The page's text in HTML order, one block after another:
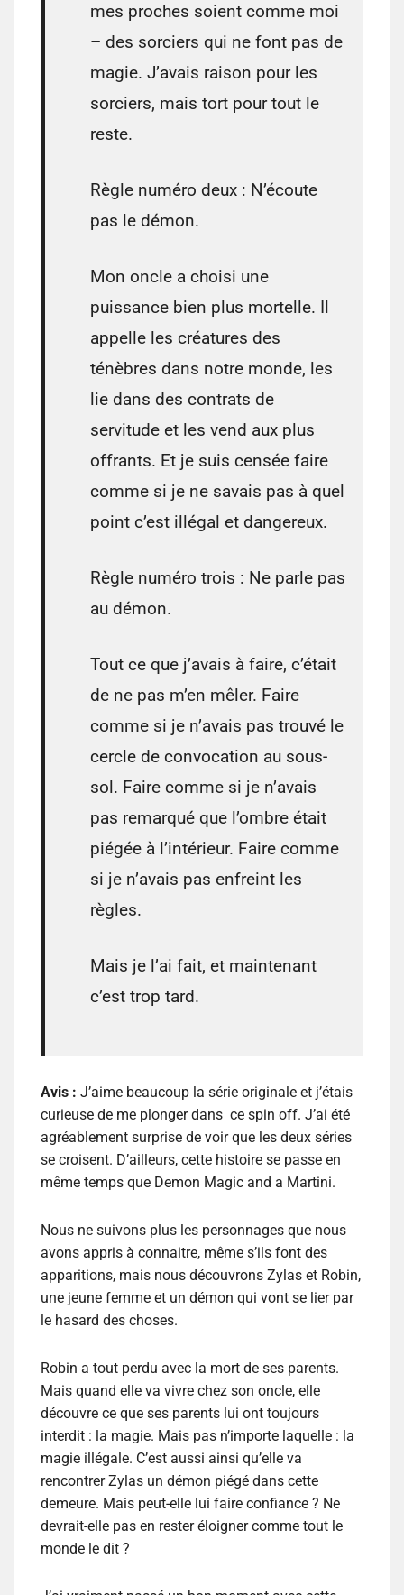
mes proches soient comme moi
– des sorciers qui ne font pas de
magie. J’avais raison pour les
sorciers, mais tort pour tout le
reste.
Règle numéro deux : N’écoute
pas le démon.
Mon oncle a choisi une
puissance bien plus mortelle. Il
appelle les créatures des
ténèbres dans notre monde, les
lie dans des contrats de
servitude et les vend aux plus
offrants. Et je suis censée faire
comme si je ne savais pas à quel
point c’est illégal et dangereux.
Règle numéro trois : Ne parle pas
au démon.
Tout ce que j’avais à faire, c’était
de ne pas m’en mêler. Faire
comme si je n’avais pas trouvé le
cercle de convocation au sous-
sol. Faire comme si je n’avais
pas remarqué que l’ombre était
piégée à l’intérieur. Faire comme
si je n’avais pas enfreint les
règles.
Mais je l’ai fait, et maintenant
c’est trop tard.
Avis : J’aime beaucoup la série originale et j’étais
curieuse de me plonger dans ce spin off. J’ai été
agréablement surprise de voir que les deux séries
se croisent. D’ailleurs, cette histoire se passe en
même temps que Demon Magic and a Martini.
Nous ne suivons plus les personnages que nous
avons appris à connaitre, même s’ils font des
apparitions, mais nous découvrons Zylas et Robin,
une jeune femme et un démon qui vont se lier par
le hasard des choses.
Robin a tout perdu avec la mort de ses parents.
Mais quand elle va vivre chez son oncle, elle
découvre ce que ses parents lui ont toujours
interdit : la magie. Mais pas n’importe laquelle : la
magie illégale. C’est aussi ainsi qu’elle va
rencontrer Zylas un démon piégé dans cette
demeure. Mais peut-elle lui faire confiance ? Ne
devrait-elle pas en rester éloigner comme tout le
monde le dit ?